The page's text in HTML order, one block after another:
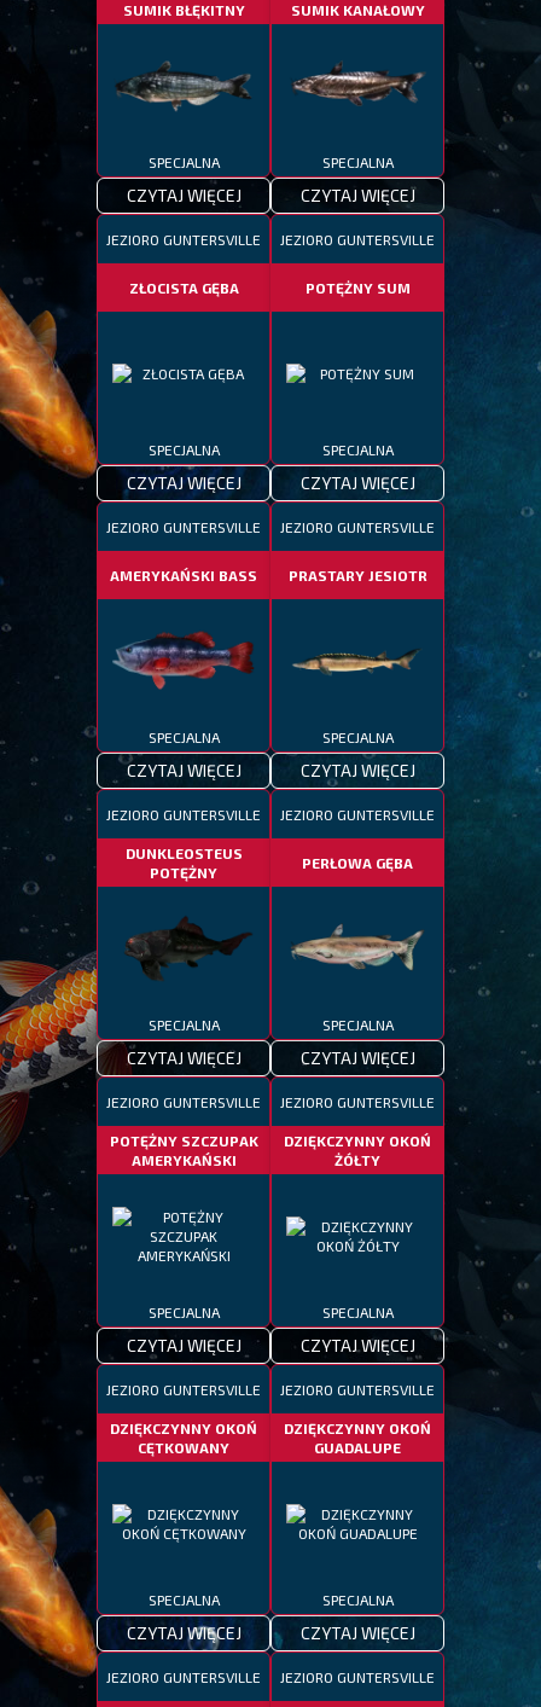
SUMIK BŁĘKITNY
SPECJALNA
CZYTAJ WIĘCEJ
SUMIK KANAŁOWY
SPECJALNA
CZYTAJ WIĘCEJ
JEZIORO GUNTERSVILLE
ZŁOCISTA GĘBA
SPECJALNA
CZYTAJ WIĘCEJ
JEZIORO GUNTERSVILLE
POTĘŻNY SUM
SPECJALNA
CZYTAJ WIĘCEJ
JEZIORO GUNTERSVILLE
AMERYKAŃSKI BASS
SPECJALNA
CZYTAJ WIĘCEJ
JEZIORO GUNTERSVILLE
PRASTARY JESIOTR
SPECJALNA
CZYTAJ WIĘCEJ
JEZIORO GUNTERSVILLE
DUNKLEOSTEUS
POTĘŻNY
SPECJALNA
CZYTAJ WIĘCEJ
JEZIORO GUNTERSVILLE
PERŁOWA GĘBA
SPECJALNA
CZYTAJ WIĘCEJ
JEZIORO GUNTERSVILLE
POTĘŻNY SZCZUPAK
AMERYKAŃSKI
SPECJALNA
CZYTAJ WIĘCEJ
JEZIORO GUNTERSVILLE
DZIĘKCZYNNY OKOŃ
ŻÓŁTY
SPECJALNA
CZYTAJ WIĘCEJ
JEZIORO GUNTERSVILLE
DZIĘKCZYNNY OKOŃ
CĘTKOWANY
SPECJALNA
CZYTAJ WIĘCEJ
JEZIORO GUNTERSVILLE
DZIĘKCZYNNY OKOŃ
GUADALUPE
SPECJALNA
CZYTAJ WIĘCEJ
JEZIORO GUNTERSVILLE JEZIORO GUNTERSVILLE